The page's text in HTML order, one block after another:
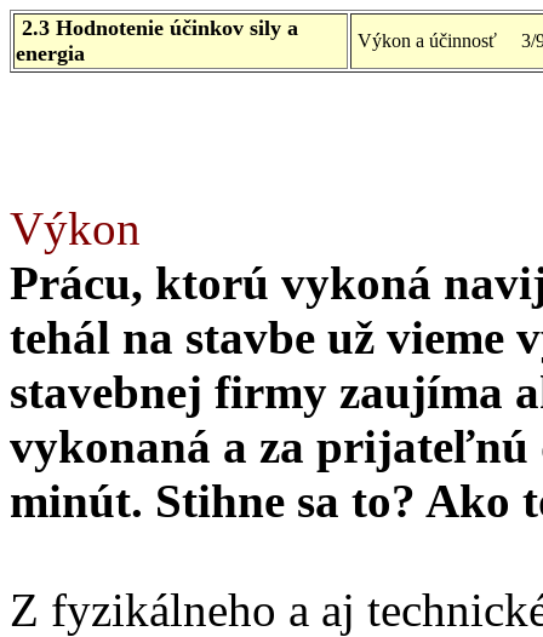
2.3 Hodnotenie účinkov sily a
energia
Výkon a účinnosť 3/
Výkon
Prácu, ktorú vykoná
tehál na stavbe už
stavebnej firmy zaujíma
vykonaná a za prijateľnú
minút. Stihne sa to? Ako
Z fyzikálneho a aj